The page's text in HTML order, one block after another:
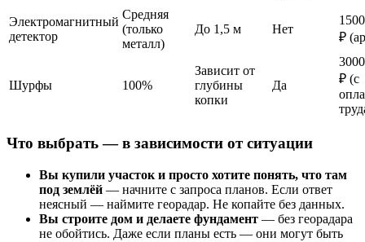
Электромагнитный
детектор
Средняя
(только
металл)
До 1,5 м Нет
₽
Шурфы 100%
Зависит от
глубины
копки
Да
₽ (с
Что выбрать — в зависимости от ситуации
Вы купили участок и просто хотите понять, что там
под землёй — начните с запроса планов. Если ответ
неясный — наймите георадар. Не копайте без данных.
Вы строите дом и делаете фундамент — без георадара
не обойтись. Даже если планы есть — они могут быть